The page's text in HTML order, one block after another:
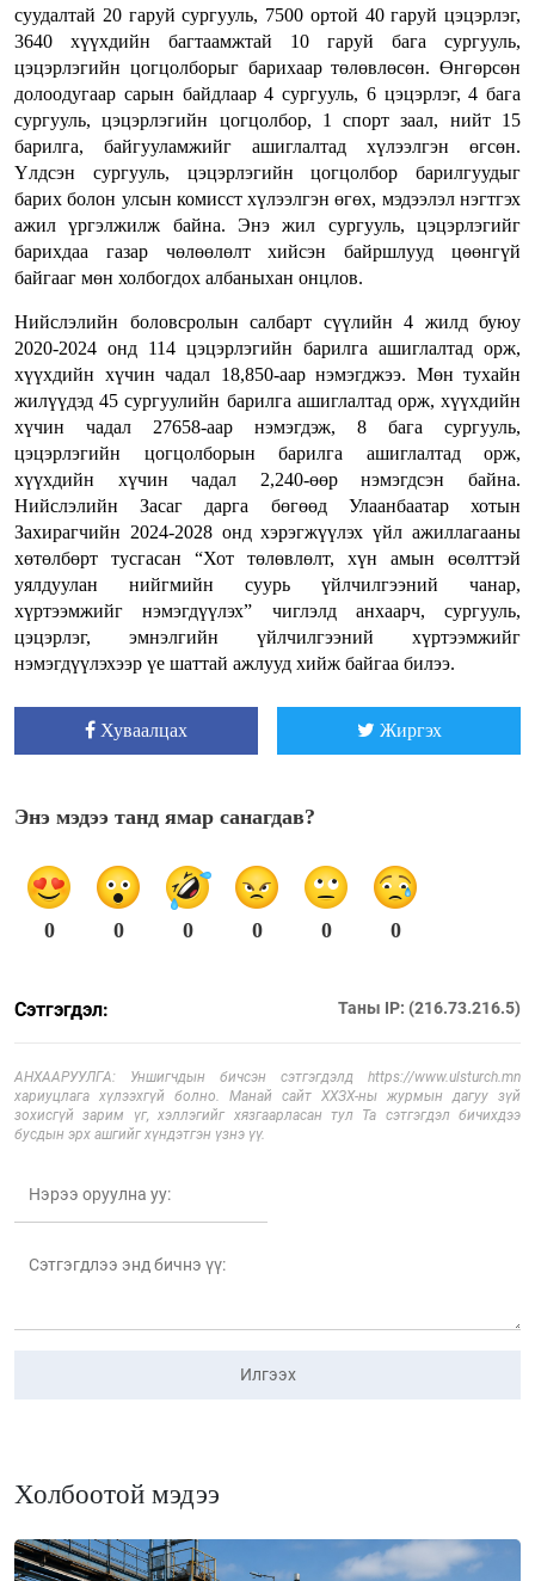
суудалтай 20 гаруй сургууль, 7500 ортой 40 гаруй цэцэрлэг,
3640 хүүхдийн багтаамжтай 10 гаруй бага сургууль,
цэцэрлэгийн цогцолборыг барихаар төлөвлөсөн. Өнгөрсөн
долоодугаар сарын байдлаар 4 сургууль, 6 цэцэрлэг, 4 бага
сургууль, цэцэрлэгийн цогцолбор, 1 спорт заал, нийт 15
барилга, байгууламжийг ашиглалтад хүлээлгэн өгсөн.
Үлдсэн сургууль, цэцэрлэгийн цогцолбор барилгуудыг
барих болон улсын комисст хүлээлгэн өгөх, мэдээлэл нэгтгэх
ажил үргэлжилж байна. Энэ жил сургууль, цэцэрлэгийг
барихдаа газар чөлөөлөлт хийсэн байршлууд цөөнгүй
байгааг мөн холбогдох албаныхан онцлов.
Нийслэлийн боловсролын салбарт сүүлийн 4 жилд буюу
2020-2024 онд 114 цэцэрлэгийн барилга ашиглалтад орж,
хүүхдийн хүчин чадал 18,850-аар нэмэгджээ. Мөн тухайн
жилүүдэд 45 сургуулийн барилга ашиглалтад орж, хүүхдийн
хүчин чадал 27658-аар нэмэгдэж, 8 бага сургууль,
цэцэрлэгийн цогцолборын барилга ашиглалтад орж,
хүүхдийн хүчин чадал 2,240-өөр нэмэгдсэн байна.
Нийслэлийн Засаг дарга бөгөөд Улаанбаатар хотын
Захирагчийн 2024-2028 онд хэрэгжүүлэх үйл ажиллагааны
хөтөлбөрт тусгасан “Хот төлөвлөлт, хүн амын өсөлттэй
уялдуулан нийгмийн суурь үйлчилгээний чанар,
хүртээмжийг нэмэгдүүлэх” чиглэлд анхаарч, сургууль,
цэцэрлэг, эмнэлгийн үйлчилгээний хүртээмжийг
нэмэгдүүлэхээр үе шаттай ажлууд хийж байгаа билээ.
Хуваалцах Жиргэх
Энэ мэдээ танд ямар санагдав?
0 0 0 0 0 0
Сэтгэгдэл: Таны IP: (216.73.216.5)
АНХААРУУЛГА: Уншигчдын бичсэн сэтгэгдэлд https://www.ulsturch.mn
хариуцлага хүлээхгүй болно. Манай сайт ХХЗХ-ны журмын дагуу зүй
зохисгүй зарим үг, хэллэгийг хязгаарласан тул Та сэтгэгдэл бичихдээ
бусдын эрх ашгийг хүндэтгэн үзнэ үү.
Илгээх
Холбоотой мэдээ